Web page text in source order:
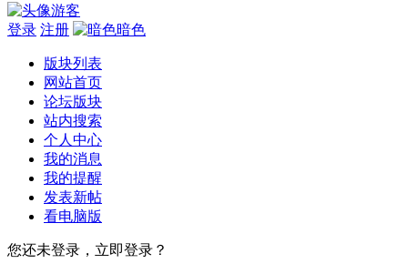
游客
登录 注册 暗色
版块列表
网站首页
论坛版块
站内搜索
个人中心
我的消息
我的提醒
发表新帖
看电脑版
您还未登录，立即登录？